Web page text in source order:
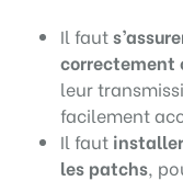
Il faut
correctement
leur
facilement
Il faut
les patchs,